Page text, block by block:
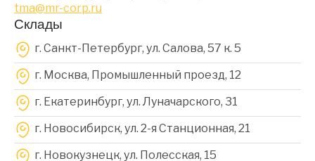
tma@mr-corp.ru
Склады
г. Санкт-Петербург, ул. Салова, 57 к. 5
г. Москва, Промышленный проезд, 12
г. Екатеринбург, ул. Луначарского, 31
г. Новосибирск, ул. 2-я Станционная, 21
г. Новокузнецк, ул. Полесская, 15